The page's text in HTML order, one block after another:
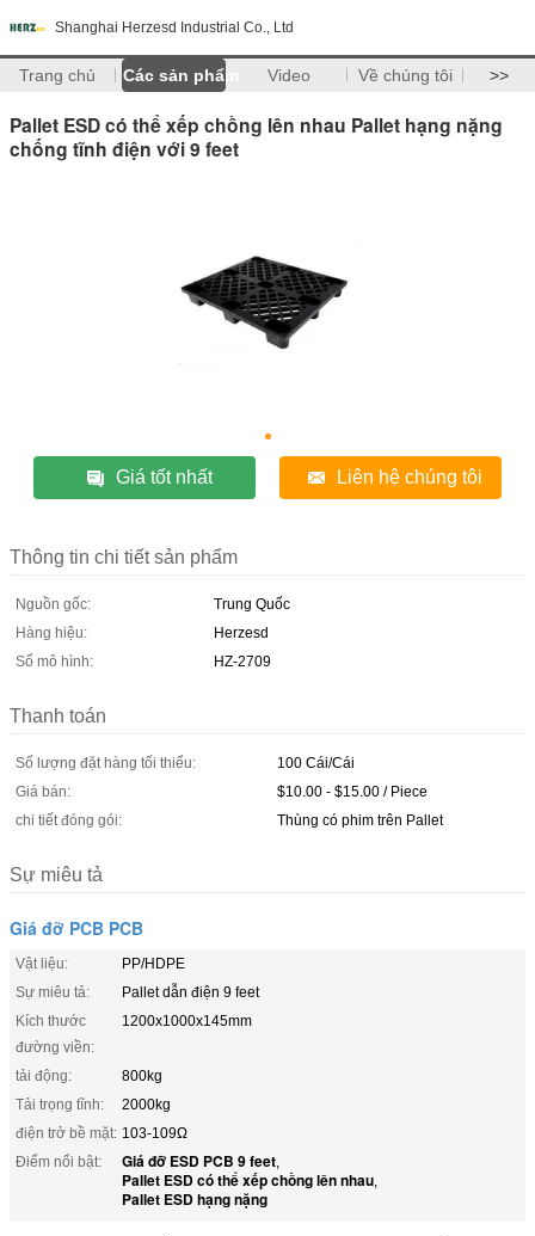
Shanghai Herzesd Industrial Co., Ltd
Trang chủ Các sản phẩm Video Về chúng tôi >>
Pallet ESD có thể xếp chồng lên nhau Pallet hạng nặng
chống tĩnh điện với 9 feet
Giá tốt nhất Liên hệ chúng tôi
Thông tin chi tiết sản phẩm
Nguồn gốc:
Trung Quốc
Hàng hiệu:
Herzesd
Số mô hình:
HZ-2709
Thanh toán
Số lượng đặt hàng tối thiểu:
100 Cái/Cái
Giá bán:
$10.00 - $15.00 / Piece
chi tiết đóng gói:
Thùng có phim trên Pallet
Sự miêu tả
Giá đỡ PCB PCB
Vật liệu:
PP/HDPE
Sự miêu tả:
Pallet dẫn điện 9 feet
Kích thước
đường viền:
1200x1000x145mm
tải động:
800kg
Tải trọng tĩnh:
2000kg
điện trở bề mặt: 103-109Ω
Điểm nổi bật:
Giá đỡ ESD PCB 9 feet,
Pallet ESD có thể xếp chồng lên nhau,
Pallet ESD hạng nặng